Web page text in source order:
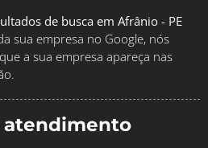
de busca em Afrânio - PE
sua empresa no Google, nós
a sua empresa apareça nas
atendimento